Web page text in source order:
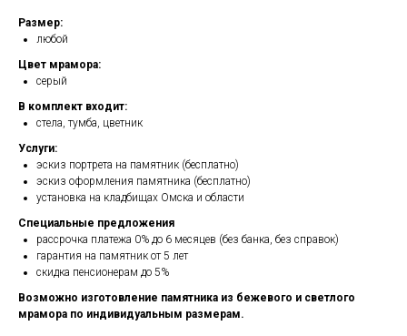
Размер:
любой
Цвет мрамора:
серый
В комплект входит:
стела, тумба, цветник
Услуги:
эскиз портрета на памятник (бесплатно)
эскиз оформления памятника (бесплатно)
установка на кладбищах Омска и области
Специальные предложения
рассрочка платежа 0% до 6 месяцев (без банка, без справок)
гарантия на памятник от 5 лет
скидка пенсионерам до 5%
Возможно изготовление памятника из бежевого и светлого
мрамора по индивидуальным размерам.